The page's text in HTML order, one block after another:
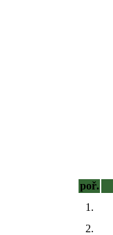
poř.
1.
2.